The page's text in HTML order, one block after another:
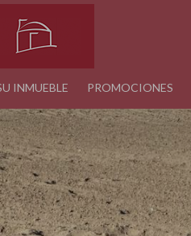
INMUEBLE PROMOCIONES